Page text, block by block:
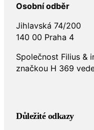
Osobní odběr
Jihlavská 74/200
140 00 Praha 4
Společnost Filius &
značkou H 369
Důležité odkazy